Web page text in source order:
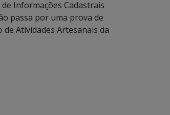
Informações Cadastrais
passa por uma prova de
Atividades Artesanais da